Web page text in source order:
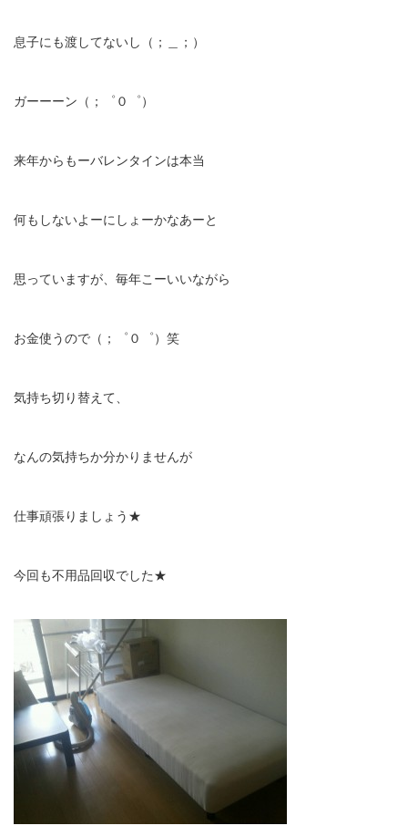
息子にも渡してないし（；＿；）
ガーーーン（；゜０゜）
来年からもーバレンタインは本当
何もしないよーにしょーかなあーと
思っていますが、毎年こーいいながら
お金使うので（；゜０゜）笑
気持ち切り替えて、
なんの気持ちか分かりませんが
仕事頑張りましょう★
今回も不用品回収でした★